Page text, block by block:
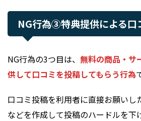
NG行為③特典提供による口
NG行為の3つ目は、 無料の商品・サ
供して口コミを投稿してもらう行為
口コミ投稿を利用者に直接お願いし
などを作成して投稿のハードルを下